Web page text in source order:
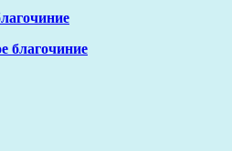
благочиние